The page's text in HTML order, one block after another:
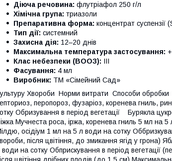
Діюча речовина: флутріафол 250 г/л
Хімічна група: триазоли
Препаративна форма: концентрат суспензії
Тип дії: системний
Захисна дія: 12–20 днів
Максимальна температура застосування:
Клас небезпеки (ВООЗ): III
Фасування: 4 мл
Виробник: ТМ «Сімейний Сад»
Хвороби Норми витрати Способи
перопороз, фузаріоз, коренева гниль,
Обризування в період вегетації Бурякла
Мучнеста роса, іржа, коренева гниль 5 мл на
осідіум 1 мл на 5 л води на сотку
після цвітіння, до змикання ягід у
води на сотку Обприскування в період